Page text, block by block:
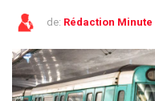
de: Rédaction Minute